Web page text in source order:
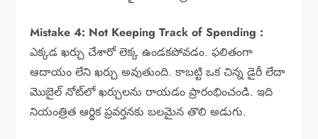
Mistake 4: Not Keeping Track of Spending :
ఎక్కడ ఖర్చు చేశారో లెక్క ఉండకపోవడం. ఫలితంగా
ఆదాయం లేని ఖర్చు అవుతుంది. కాబట్టి ఒక చిన్న డైరీ లేదా
మొబైల్ నోట్‌లో ఖర్చులను రాయడం ప్రారంభించండి. ఇది
నియంత్రిత ఆర్థిక ప్రవర్తనకు బలమైన తొలి అడుగు.